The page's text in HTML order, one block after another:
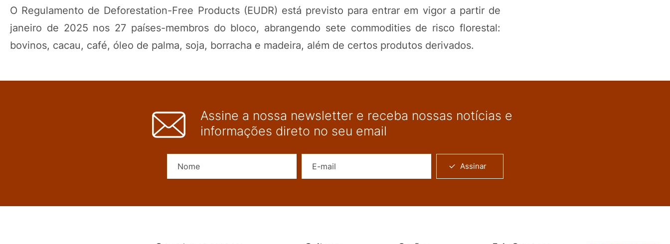
O Regulamento de Deforestation-Free Products (EUDR) está previsto para entrar em vigor a partir de
janeiro de 2025 nos 27 países-membros do bloco, abrangendo sete commodities de risco florestal:
bovinos, cacau, café, óleo de palma, soja, borracha e madeira, além de certos produtos derivados.
Assine a nossa newsletter e receba nossas notícias e
informações direto no seu email
Assinar